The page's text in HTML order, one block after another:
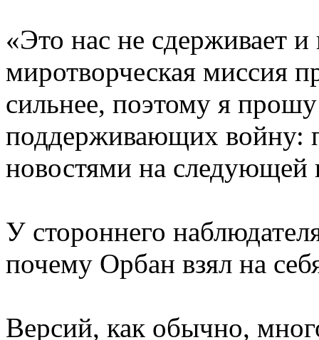
«Это нас не сдерживает и
миротворческая миссия
сильнее, поэтому я
поддерживающих войну:
новостями на следующей
У стороннего
почему Орбан взял на
Версий, как обычно,